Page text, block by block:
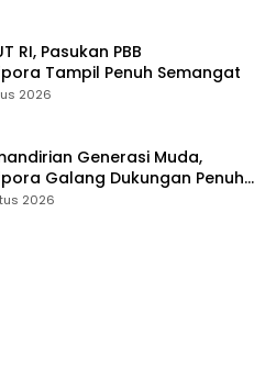
RI, Pasukan PBB
Tampil Penuh Semangat
2026
Generasi Muda,
Galang Dukungan Penuh
2026